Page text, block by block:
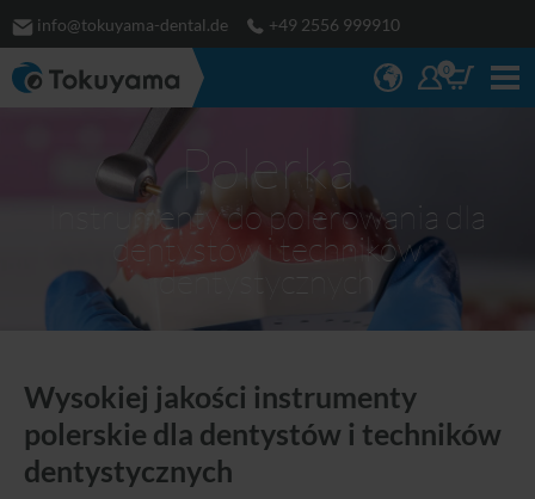
info@tokuyama-dental.de +49 2556 999910
0
Polerka
Instrumenty do polerowania dla
dentystów i techników
dentystycznych
Wysokiej jakości instrumenty
polerskie dla dentystów i techników
dentystycznych